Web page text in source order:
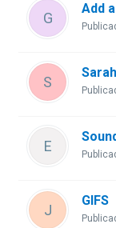
G
Add
S
E
J
GIFS